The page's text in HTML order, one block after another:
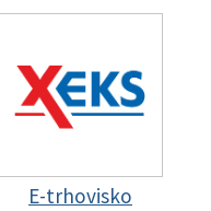
E-trhovisko